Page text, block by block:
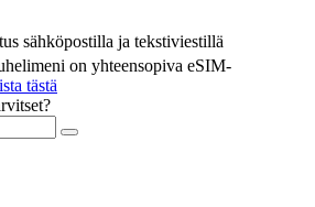
sähköpostilla ja tekstiviestillä
on yhteensopiva eSIM-
tästä